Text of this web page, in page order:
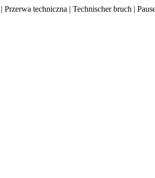
Przerwa techniczna | Technischer bruch |